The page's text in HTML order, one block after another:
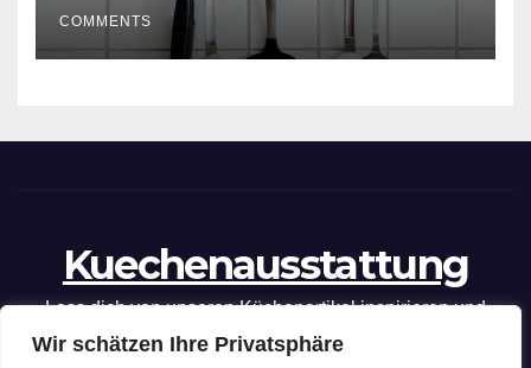
Wir schätzen Ihre Privatsphäre
COMMENTS
Kuechenausstattung
Lass dich von unseren Küchenartikel inspirieren und
optimiere deine kulinarischen Fähigkeiten mit unseren